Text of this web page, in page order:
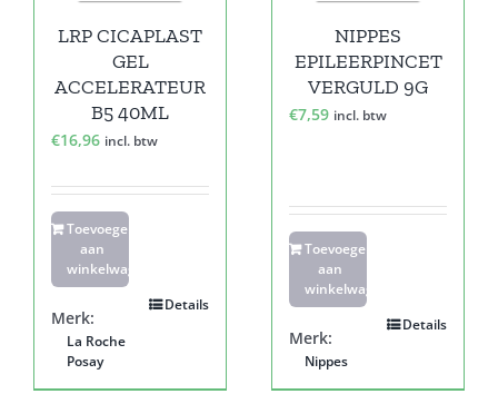
LRP CICAPLAST
GEL
ACCELERATEUR
B5 40ML
€16,96 incl. btw
Toevoegen
aan
winkelwagen
Details
Merk:
La Roche
Posay
NIPPES
EPILEERPINCET
VERGULD 9G
€7,59 incl. btw
Toevoegen
aan
winkelwagen
Details
Merk:
Nippes